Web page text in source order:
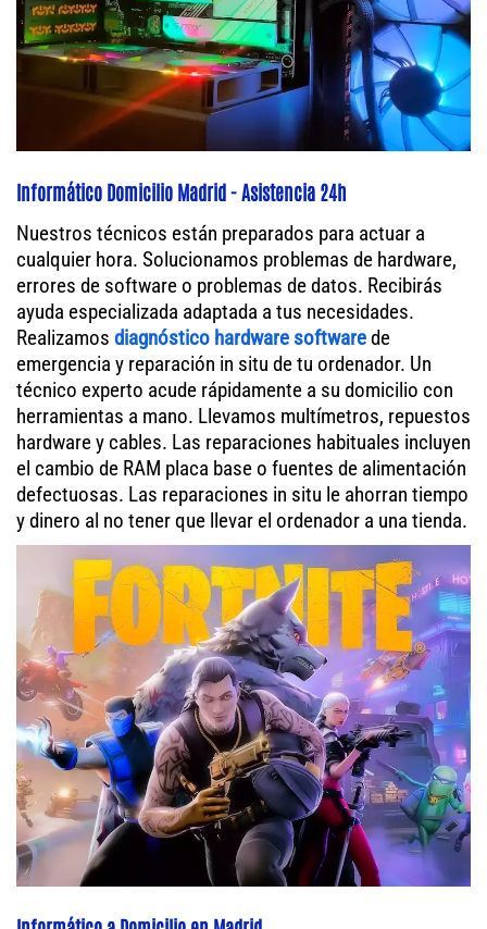
Informático Domicilio Madrid - Asistencia 24h
Nuestros técnicos están preparados para actuar a
cualquier hora. Solucionamos problemas de hardware,
errores de software o problemas de datos. Recibirás
ayuda especializada adaptada a tus necesidades.
Realizamos diagnóstico hardware softwarede
emergencia y reparación in situ de tu ordenador. Un
técnico experto acude rápidamente a su domicilio con
herramientas a mano. Llevamos multímetros, repuestos
hardware y cables. Las reparaciones habituales incluyen
el cambio de RAM placa base o fuentes de alimentación
defectuosas. Las reparaciones in situ le ahorran tiempo
y dinero al no tener que llevar el ordenador a una tienda.